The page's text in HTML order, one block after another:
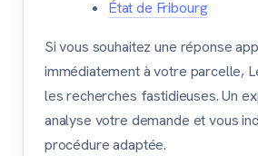
État de Fribourg
Si vous souhaitez une réponse
immédiatement à votre parcelle,
les recherches fastidieuses. Un
analyse votre demande et vous
procédure adaptée.